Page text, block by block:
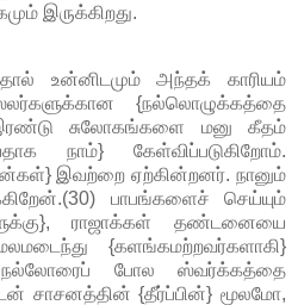
இருக்கிறது.
உன்னிடமும் அந்தக் காரியம்
{நல்லொழுக்கத்தை
இரண்டு சுலோகங்களை மனு கீதம்
நாம்} கேள்விப்படுகிறோம்.
இவற்றை ஏற்கின்றனர். நானும்
பாபங்களைச் செய்யும்
ராஜாக்கள் தண்டனையை
{களங்கமற்றவர்களாகி}
நல்லோரைப் போல ஸ்வர்க்கத்தை
சாசனத்தின் {தீர்ப்பின்} மூலமோ,